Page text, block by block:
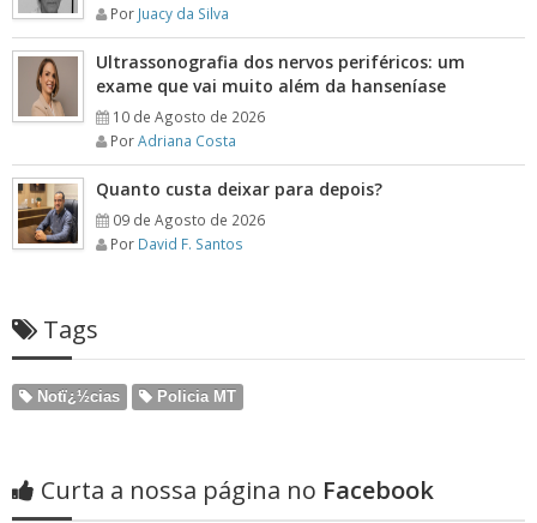
Por Juacy da Silva
Ultrassonografia dos nervos periféricos: um
exame que vai muito além da hanseníase
10 de Agosto de 2026
PorAdriana Costa
Quanto custa deixar para depois?
09 de Agosto de 2026
Por David F. Santos
Tags
Notï¿½cias Policia MT
Curta a nossa página no Facebook